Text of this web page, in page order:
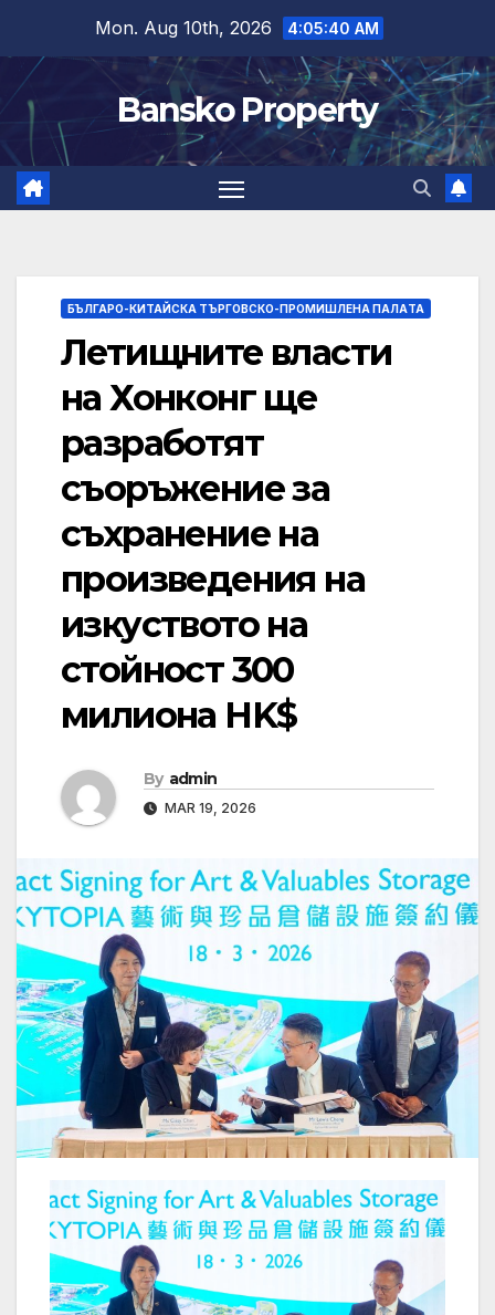
content
Mon. Aug 10th, 2026 4:05:41 AM
Bansko Property
БЪЛГАРО-КИТАЙСКА ТЪРГОВСКО-ПРОМИШЛЕНА ПАЛAТА
Летищните власти
на Хонконг ще
разработят
съоръжение за
съхранение на
произведения на
изкуството на
стойност 300
милиона HK$
By admin
MAR 19, 2026